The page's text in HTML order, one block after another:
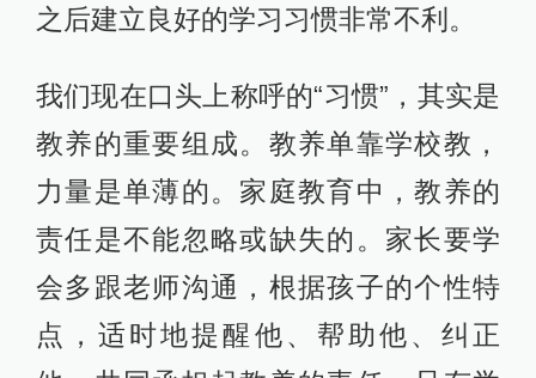
之后建立良好的学习习惯非常不利。
我们现在口头上称呼的“习惯”，其实是
教养的重要组成。教养单靠学校教，
力量是单薄的。家庭教育中，教养的
责任是不能忽略或缺失的。家长要学
会多跟老师沟通，根据孩子的个性特
点，适时地提醒他、帮助他、纠正